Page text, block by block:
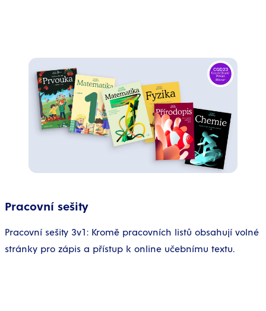
Pracovní sešity
Pracovní sešity 3v1: Kromě pracovních listů obsahují volné
stránky pro zápis a přístup k online učebnímu textu.